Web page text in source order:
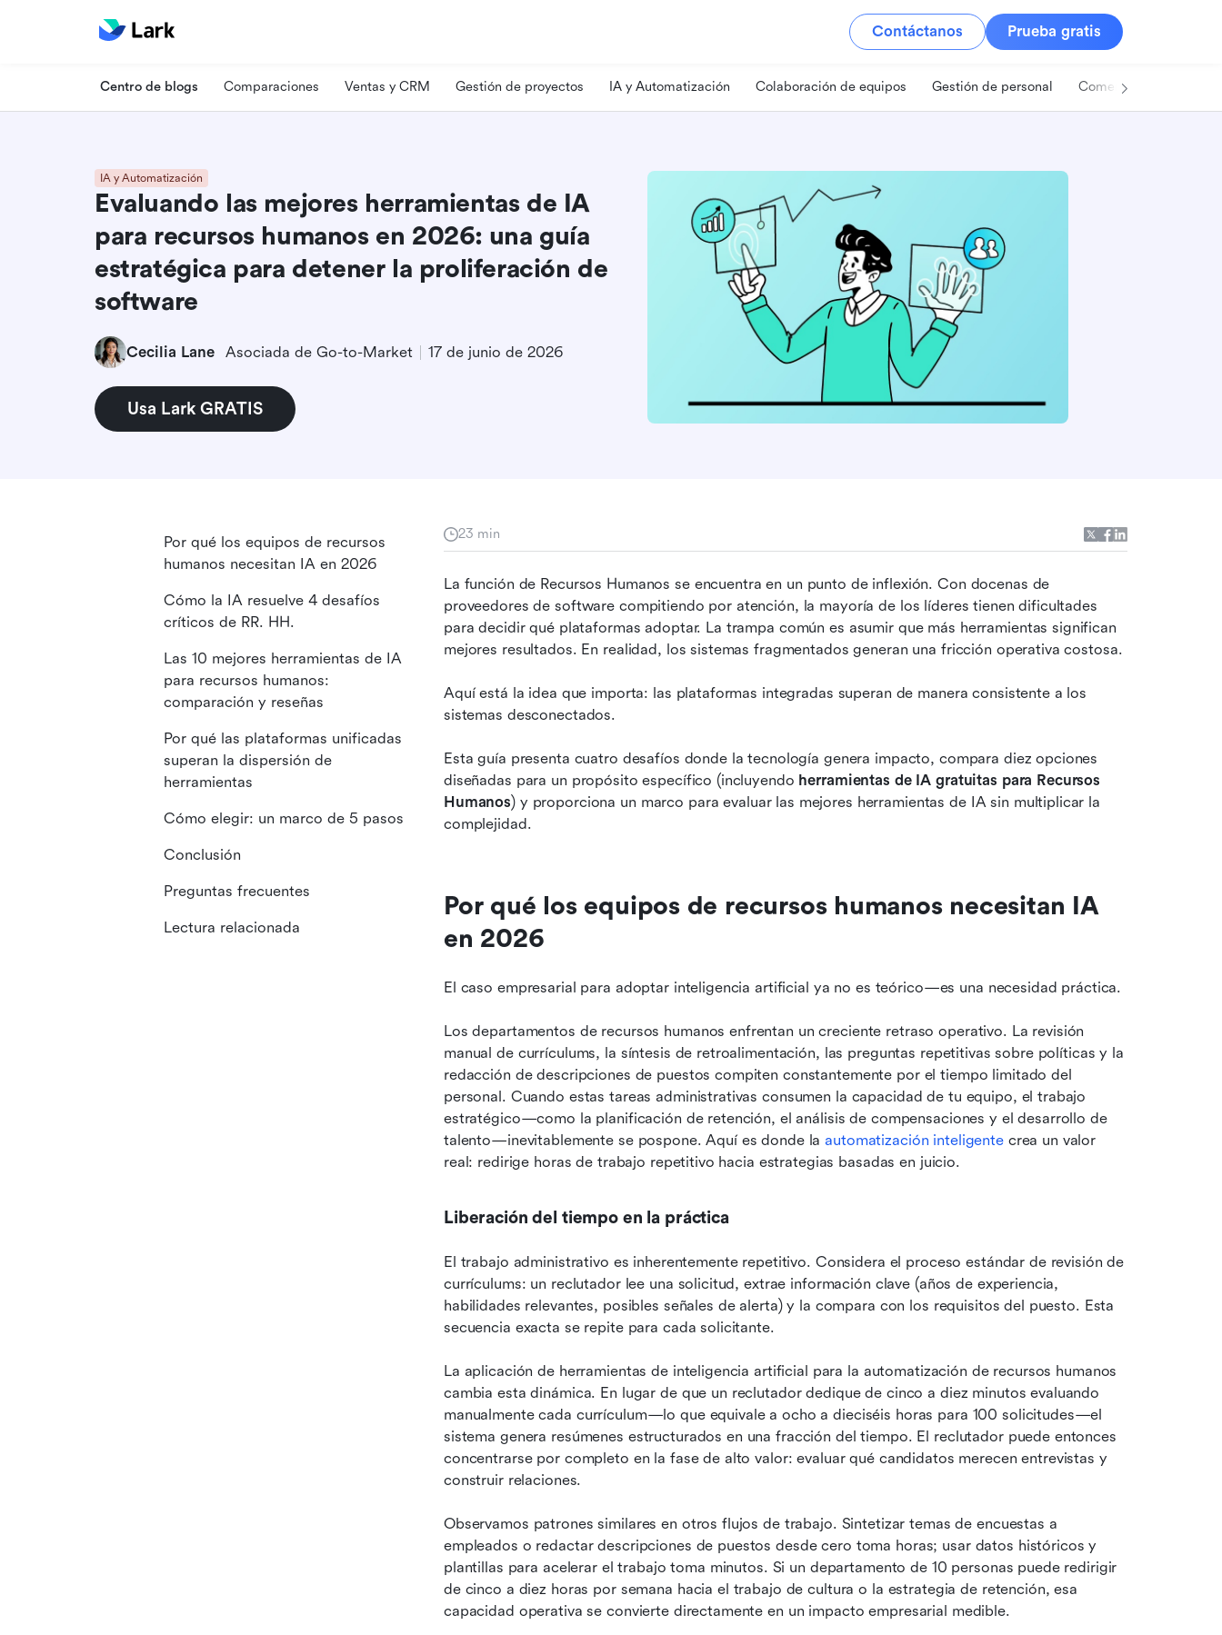
Contáctanos Prueba gratis
Centro de blogs Comparaciones Ventas y CRM Gestión de proyectos IA y Automatización Colaboración de equipos Gestión de personal Comercio minorista
IA y Automatización
Evaluando las mejores herramientas de IA
para recursos humanos en 2026: una guía
estratégica para detener la proliferación de
software
Cecilia Lane Asociada de Go-to-Market 17 de junio de 2026
Usa Lark GRATIS
23 min
La función de Recursos Humanos se encuentra en un punto de inflexión. Con docenas de
proveedores de software compitiendo por atención, la mayoría de los líderes tienen dificultades
para decidir qué plataformas adoptar. La trampa común es asumir que más herramientas significan
mejores resultados. En realidad, los sistemas fragmentados generan una fricción operativa costosa.
Aquí está la idea que importa: las plataformas integradas superan de manera consistente a los
sistemas desconectados.
Esta guía presenta cuatro desafíos donde la tecnología genera impacto, compara diez opciones
diseñadas para un propósito específico (incluyendo herramientas de IA gratuitas para Recursos
Humanos) y proporciona un marco para evaluar las mejores herramientas de IA sin multiplicar la
complejidad.
Por qué los equipos de recursos humanos necesitan IA
en 2026
El caso empresarial para adoptar inteligencia artificial ya no es teórico—es una necesidad práctica.
Los departamentos de recursos humanos enfrentan un creciente retraso operativo. La revisión
manual de currículums, la síntesis de retroalimentación, las preguntas repetitivas sobre políticas y la
redacción de descripciones de puestos compiten constantemente por el tiempo limitado del
personal. Cuando estas tareas administrativas consumen la capacidad de tu equipo, el trabajo
estratégico—como la planificación de retención, el análisis de compensaciones y el desarrollo de
talento—inevitablemente se pospone. Aquí es donde la automatización inteligente crea un valor
real: redirige horas de trabajo repetitivo hacia estrategias basadas en juicio.
Liberación del tiempo en la práctica
El trabajo administrativo es inherentemente repetitivo. Considera el proceso estándar de revisión de
currículums: un reclutador lee una solicitud, extrae información clave (años de experiencia,
habilidades relevantes, posibles señales de alerta) y la compara con los requisitos del puesto. Esta
secuencia exacta se repite para cada solicitante.
La aplicación de herramientas de inteligencia artificial para la automatización de recursos humanos
cambia esta dinámica. En lugar de que un reclutador dedique de cinco a diez minutos evaluando
manualmente cada currículum—lo que equivale a ocho a dieciséis horas para 100 solicitudes—el
sistema genera resúmenes estructurados en una fracción del tiempo. El reclutador puede entonces
concentrarse por completo en la fase de alto valor: evaluar qué candidatos merecen entrevistas y
construir relaciones.
Observamos patrones similares en otros flujos de trabajo. Sintetizar temas de encuestas a
empleados o redactar descripciones de puestos desde cero toma horas; usar datos históricos y
plantillas para acelerar el trabajo toma minutos. Si un departamento de 10 personas puede redirigir
de cinco a diez horas por semana hacia el trabajo de cultura o la estrategia de retención, esa
capacidad operativa se convierte directamente en un impacto empresarial medible.
Por qué los equipos de recursos
humanos necesitan IA en 2026
Cómo la IA resuelve 4 desafíos
críticos de RR. HH.
Las 10 mejores herramientas de IA
para recursos humanos:
comparación y reseñas
Por qué las plataformas unificadas
superan la dispersión de
herramientas
Cómo elegir: un marco de 5 pasos
Conclusión
Preguntas frecuentes
Lectura relacionada